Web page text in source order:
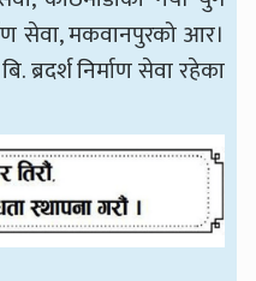
सेवा, मकवानपुरको आर।
ब्रदर्श निर्माण सेवा रहेका